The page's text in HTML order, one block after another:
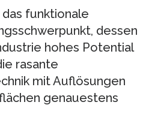
funktionale
dessen
hohes Potential
rasante
mit Auflösungen
genauestens